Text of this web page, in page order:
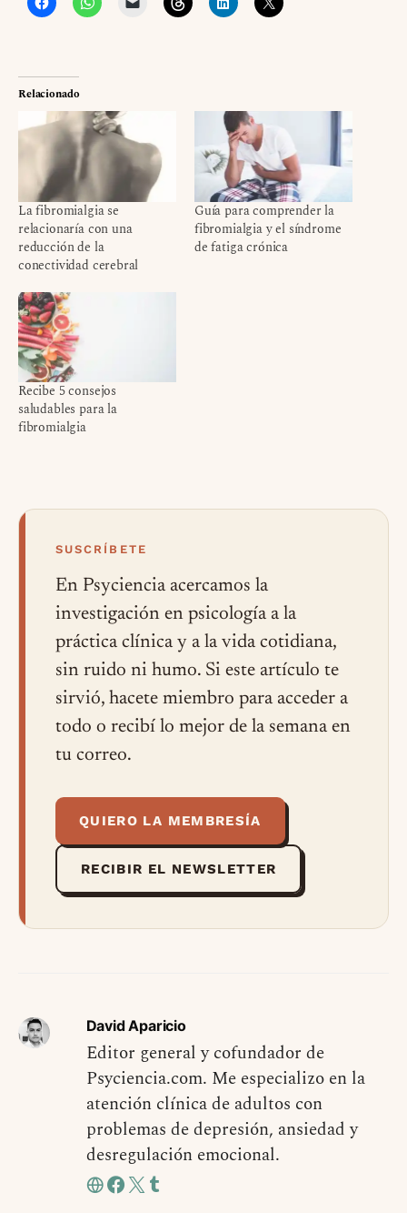
Relacionado
La fibromialgia se
relacionaría con una
reducción de la
conectividad cerebral
Guía para comprender la
fibromialgia y el síndrome
de fatiga crónica
Recibe 5 consejos
saludables para la
fibromialgia
SUSCRÍBETE
En Psyciencia acercamos la
investigación en psicología a la
práctica clínica y a la vida cotidiana,
sin ruido ni humo. Si este artículo te
sirvió, hacete miembro para acceder a
todo o recibí lo mejor de la semana en
tu correo.
QUIERO LA MEMBRESÍA
RECIBIR EL NEWSLETTER
David Aparicio
Editor general y cofundador de
Psyciencia.com. Me especializo en la
atención clínica de adultos con
problemas de depresión, ansiedad y
desregulación emocional.